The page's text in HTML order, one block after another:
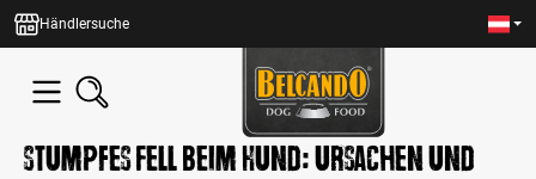
springen
Händlersuche
Stumpfes Fell beim Hund: Ursachen und